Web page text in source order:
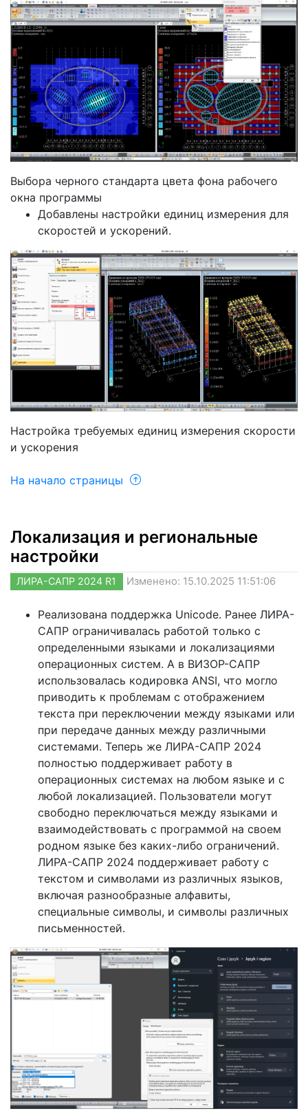
Выбора черного стандарта цвета фона рабочего
окна программы
Добавлены настройки единиц измерения для
скоростей и ускорений.
Настройка требуемых единиц измерения скорости
и ускорения
На начало страницы
Локализация и региональные
настройки
ЛИРА-САПР 2024 R1 Изменено: 15.10.2025 11:51:06
Реализована поддержка Unicode. Ранее ЛИРА-
САПР ограничивалась работой только с
определенными языками и локализациями
операционных систем. А в ВИЗОР-САПР
использовалась кодировка ANSI, что могло
приводить к проблемам с отображением
текста при переключении между языками или
при передаче данных между различными
системами. Теперь же ЛИРА-САПР 2024
полностью поддерживает работу в
операционных системах на любом языке и с
любой локализацией. Пользователи могут
свободно переключаться между языками и
взаимодействовать с программой на своем
родном языке без каких-либо ограничений.
ЛИРА-САПР 2024 поддерживает работу с
текстом и символами из различных языков,
включая разнообразные алфавиты,
специальные символы, и символы различных
письменностей.